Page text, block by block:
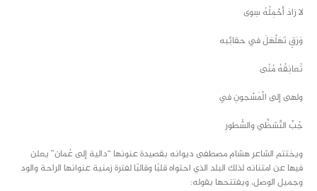
لا زادَ أحْمِلُهُ سِوى
وَرَقٍ تَهَلْهَلَ في حقائِبه
تُعانِقُهُ مُنًى
ولهى إلى الْمَسْجونِ في
جُبِّ التَّشظِّي والسُّطورِ
ويختتم الشاعر هشام مصطفى ديوانه بقصيدة عنونها “دالية إلى عُمان” يعلن
فيها عن امتنانه لذلك البلد الذي احتواه قلبًا وقالبًا لفترة زمنية عنوانها الراحة والود
وجميل الوصل، ويفتتحها بقوله: